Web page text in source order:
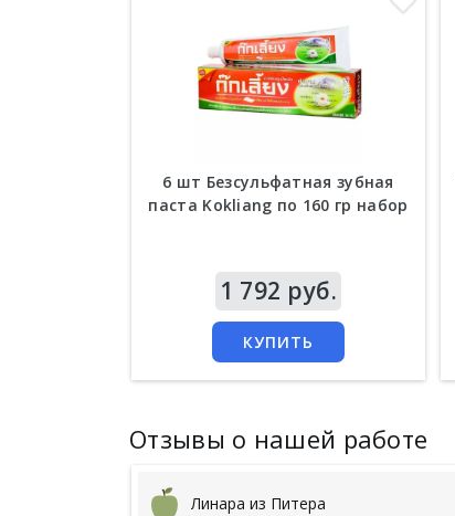
6 шт Безсульфатная зубная
паста Kokliang по 160 гр набор
1 792 руб.
КУПИТЬ
Отзывы о нашей работе
Линара из Питера